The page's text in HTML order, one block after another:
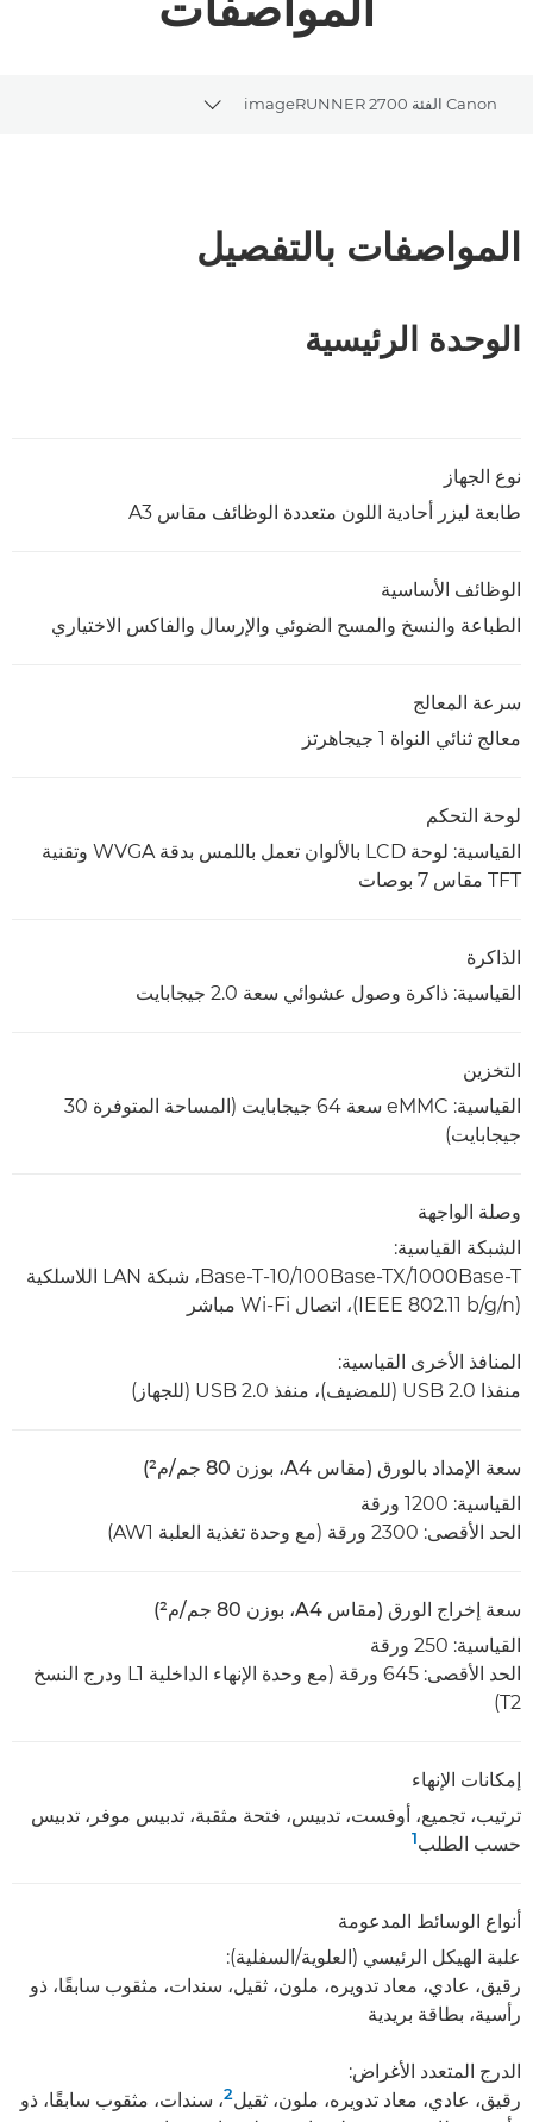
Canon الفئة imageRUNNER 2700
Toggle breadcrumbs
المواصفات بالتفصيل
الوحدة الرئيسية
نوع الجهاز
طابعة ليزر أحادية اللون متعددة الوظائف مقاس A3
الوظائف الأساسية
الطباعة والنسخ والمسح الضوئي والإرسال والفاكس الاختياري
سرعة المعالج
معالج ثنائي النواة 1 جيجاهرتز
لوحة التحكم
القياسية: لوحة LCD بالألوان تعمل باللمس بدقة WVGA وتقنية
TFT مقاس 7 بوصات
الذاكرة
القياسية: ذاكرة وصول عشوائي سعة 2.0 جيجابايت
التخزين
القياسية: eMMC سعة 64 جيجابايت (المساحة المتوفرة 30
جيجابايت)
وصلة الواجهة
الشبكة القياسية:
1000Base-T‏/100Base-TX‏/10-Base-T‏، شبكة LAN اللاسلكية
(IEEE 802.11 b/g/n)‏، اتصال Wi-Fi مباشر
المنافذ الأخرى القياسية:
منفذا USB 2.0 (للمضيف)، منفذ USB 2.0 (للجهاز)
سعة الإمداد بالورق (مقاس A4، بوزن 80 جم/م²)
القياسية: 1200 ورقة
الحد الأقصى: 2300 ورقة (مع وحدة تغذية العلبة AW1)
سعة إخراج الورق (مقاس A4، بوزن 80 جم/م²)
القياسية: 250 ورقة
الحد الأقصى: 645 ورقة (مع وحدة الإنهاء الداخلية L1 ودرج النسخ
T2)
إمكانات الإنهاء
ترتيب، تجميع، أوفست، تدبيس، فتحة مثقبة، تدبيس موفر، تدبيس
حسب الطلب1
أنواع الوسائط المدعومة
علبة الهيكل الرئيسي (العلوية/السفلية):
رقيق، عادي، معاد تدويره، ملون، ثقيل، سندات، مثقوب سابقًا، ذو
رأسية، بطاقة بريدية
الدرج المتعدد الأغراض:
رقيق، عادي، معاد تدويره، ملون، ثقيل2، سندات، مثقوب سابقًا، ذو